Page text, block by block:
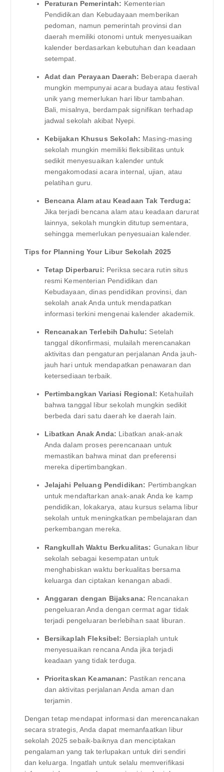
Peraturan Pemerintah: Kementerian
Pendidikan dan Kebudayaan memberikan
pedoman, namun pemerintah provinsi dan
daerah memiliki otonomi untuk menyesuaikan
kalender berdasarkan kebutuhan dan keadaan
setempat.
Adat dan Perayaan Daerah: Beberapa daerah
mungkin mempunyai acara budaya atau festival
unik yang memerlukan hari libur tambahan.
Bali, misalnya, berdampak signifikan terhadap
jadwal sekolah akibat Nyepi.
Kebijakan Khusus Sekolah: Masing-masing
sekolah mungkin memiliki fleksibilitas untuk
sedikit menyesuaikan kalender untuk
mengakomodasi acara internal, ujian, atau
pelatihan guru.
Bencana Alam atau Keadaan Tak Terduga:
Jika terjadi bencana alam atau keadaan darurat
lainnya, sekolah mungkin ditutup sementara,
sehingga memerlukan penyesuaian kalender.
Tips for Planning Your Libur Sekolah 2025
Tetap Diperbarui: Periksa secara rutin situs
resmi Kementerian Pendidikan dan
Kebudayaan, dinas pendidikan provinsi, dan
sekolah anak Anda untuk mendapatkan
informasi terkini mengenai kalender akademik.
Rencanakan Terlebih Dahulu: Setelah
tanggal dikonfirmasi, mulailah merencanakan
aktivitas dan pengaturan perjalanan Anda jauh-
jauh hari untuk mendapatkan penawaran dan
ketersediaan terbaik.
Pertimbangkan Variasi Regional: Ketahuilah
bahwa tanggal libur sekolah mungkin sedikit
berbeda dari satu daerah ke daerah lain.
Libatkan Anak Anda: Libatkan anak-anak
Anda dalam proses perencanaan untuk
memastikan bahwa minat dan preferensi
mereka dipertimbangkan.
Jelajahi Peluang Pendidikan: Pertimbangkan
untuk mendaftarkan anak-anak Anda ke kamp
pendidikan, lokakarya, atau kursus selama libur
sekolah untuk meningkatkan pembelajaran dan
perkembangan mereka.
Rangkullah Waktu Berkualitas: Gunakan libur
sekolah sebagai kesempatan untuk
menghabiskan waktu berkualitas bersama
keluarga dan ciptakan kenangan abadi.
Anggaran dengan Bijaksana: Rencanakan
pengeluaran Anda dengan cermat agar tidak
terjadi pengeluaran berlebihan saat liburan.
Bersikaplah Fleksibel: Bersiaplah untuk
menyesuaikan rencana Anda jika terjadi
keadaan yang tidak terduga.
Prioritaskan Keamanan: Pastikan rencana
dan aktivitas perjalanan Anda aman dan
terjamin.
Dengan tetap mendapat informasi dan merencanakan
secara strategis, Anda dapat memanfaatkan libur
sekolah 2025 sebaik-baiknya dan menciptakan
pengalaman yang tak terlupakan untuk diri sendiri
dan keluarga. Ingatlah untuk selalu memverifikasi